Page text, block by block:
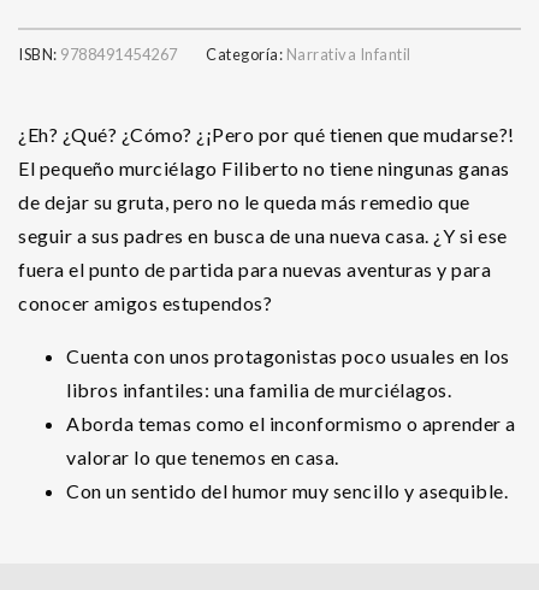
ISBN: 9788491454267 Categoría: Narrativa Infantil
¿Eh? ¿Qué? ¿Cómo? ¿¡Pero por qué tienen que mudarse?!
El pequeño murciélago Filiberto no tiene ningunas ganas
de dejar su gruta, pero no le queda más remedio que
seguir a sus padres en busca de una nueva casa. ¿Y si ese
fuera el punto de partida para nuevas aventuras y para
conocer amigos estupendos?
Cuenta con unos protagonistas poco usuales en los
libros infantiles: una familia de murciélagos.
Aborda temas como el inconformismo o aprender a
valorar lo que tenemos en casa.
Con un sentido del humor muy sencillo y asequible.